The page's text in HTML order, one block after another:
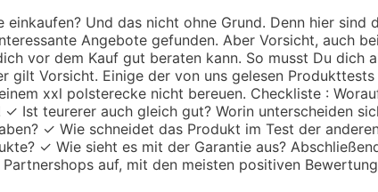
Und das nicht ohne Grund. Denn hier
Angebote gefunden. Aber Vorsicht, auch
vor dem Kauf gut beraten kann. So musst Du dich
Vorsicht. Einige der von uns gelesen
xxl polsterecke nicht bereuen. Checkliste :
Ist teurerer auch gleich gut? Worin unterscheiden
✓ Wie schneidet das Produkt im Test der
✓ Wie sieht es mit der Garantie aus?
auf, mit den meisten positiven